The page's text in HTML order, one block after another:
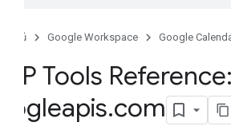
chủ Google Workspace Google
Tools
.com